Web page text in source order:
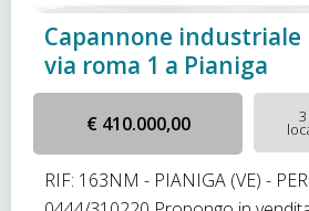
Capannone
via roma 1 a Pianiga
€ 410.000,00 3
RIF: 163NM - PIANIGA (VE) -